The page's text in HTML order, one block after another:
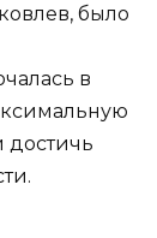
было
в
достичь